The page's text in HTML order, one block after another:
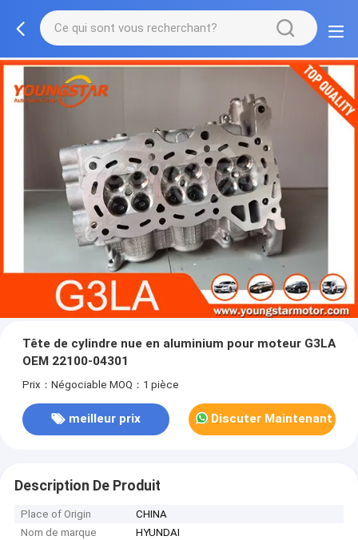
Tête de cylindre nue en aluminium pour moteur G3LA
OEM 22100-04301
Prix：Négociable MOQ：1 pièce
meilleur prix Discuter Maintenant
Description De Produit
Place of Origin
CHINA
Nom de marque
HYUNDAI